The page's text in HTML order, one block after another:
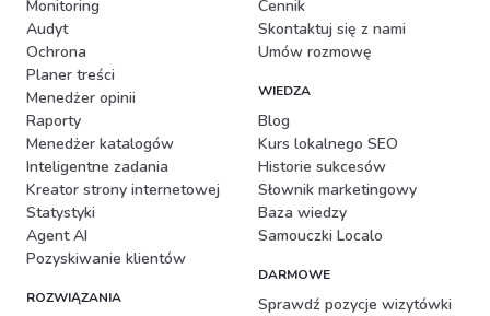
Monitoring
Audyt
Ochrona
Planer treści
Menedżer opinii
Raporty
Menedżer katalogów
Inteligentne zadania
Kreator strony internetowej
Statystyki
Agent AI
Pozyskiwanie klientów
ROZWIĄZANIA
Cennik
Skontaktuj się z nami
Umów rozmowę
WIEDZA
Blog
Kurs lokalnego SEO
Historie sukcesów
Słownik marketingowy
Baza wiedzy
Samouczki Localo
DARMOWE
Sprawdź pozycje wizytówki